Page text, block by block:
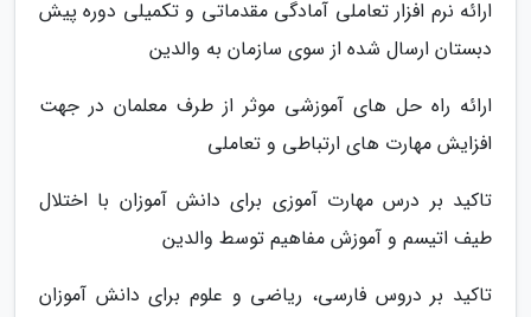
ارائه نرم افزار تعاملی آمادگی مقدماتی و تکمیلی دوره پیش
دبستان ارسال شده از سوی سازمان به والدین
ارائه راه حل های آموزشی موثر از طرف معلمان در جهت
افزایش مهارت های ارتباطی و تعاملی
تاکید بر درس مهارت آموزی برای دانش آموزان با اختلال
طیف اتیسم و آموزش مفاهیم توسط والدین
تاکید بر دروس فارسی، ریاضی و علوم برای دانش آموزان